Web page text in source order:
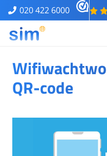
020 422 6000
QR-code